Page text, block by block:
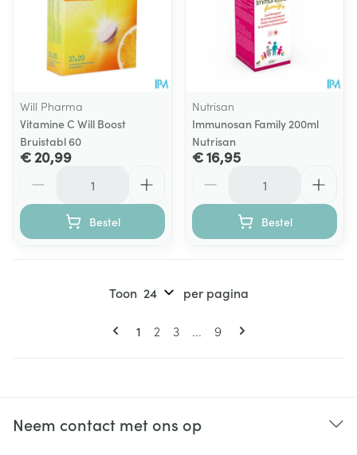
Will Pharma
Vitamine C Will Boost
Bruistabl 60
€ 20,99
Bestel
Nutrisan
Immunosan Family 200ml
Nutrisan
€ 16,95
Bestel
Pagina's
U lees momenteel pagina
1 Pagina
2 Pagina
3 ... Pagina
9
Toon per pagina
Neem contact met ons op